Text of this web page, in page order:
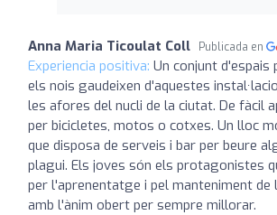
Anna Maria Ticoulat Coll Publicada en
Experiencia positiva: Un conjunt d'espais
els nois gaudeixen d'aquestes
les afores del nucli de la ciutat. De fàcil
per bicicletes, motos o cotxes. Un lloc
que disposa de serveis i bar per beure
plagui. Els joves són els protagonistes
per l'aprenentatge i pel manteniment de
amb l'ànim obert per sempre millorar.